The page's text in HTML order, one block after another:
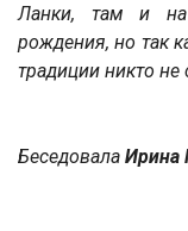
Ланки, там и
рождения, но так
традиции никто не
Беседовала Ирина